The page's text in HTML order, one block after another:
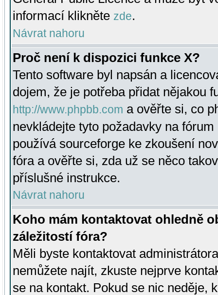
informací klikněte zde.
Návrat nahoru
Proč není k dispozici funkce X?
Tento software byl napsán a
dojem, že je potřeba přidat nějakou
http://www.phpbb.com a ověřte si, co
nevkládejte tyto požadavky na
používá sourceforge ke zkoušení
fóra a ověřte si, zda už se něco
příslušné instrukce.
Návrat nahoru
Koho mám kontaktovat ohledně
záležitostí fóra?
Měli byste kontaktovat
nemůžete najít, zkuste nejprve
se na kontakt. Pokud se nic neděje,